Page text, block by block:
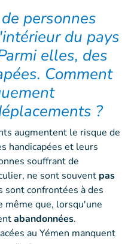
personnes
du pays
elles, des
Comment
?
augmentent le risque de
handicapées et leurs
souffrant de
ne sont souvent pas
confrontées à des
même que, lorsqu'une
abandonnées.
au Yémen manquent